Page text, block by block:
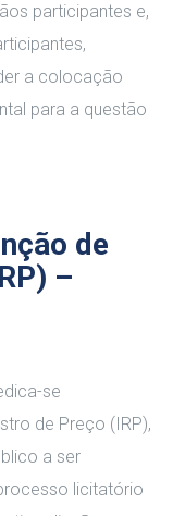
participantes e,
a colocação
para a questão
de
–
se
de Preço (IRP),
a ser
licitatório